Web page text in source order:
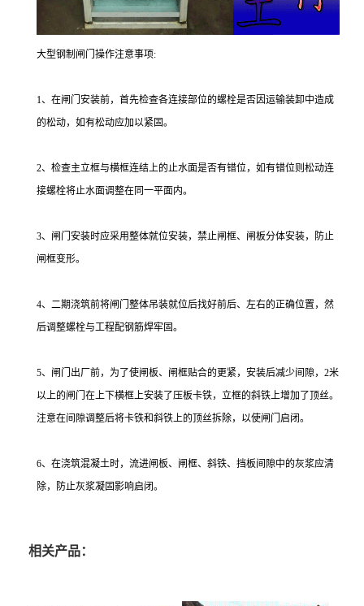
大型钢制闸门操作注意事项:
1、在闸门安装前，首先检查各连接部位的螺栓是否因运输装卸中造成
的松动，如有松动应加以紧固。
2、检查主立框与横框连结上的止水面是否有错位，如有错位则松动连
接螺栓将止水面调整在同一平面内。
3、闸门安装时应采用整体就位安装，禁止闸框、闸板分体安装，防止
闸框变形。
4、二期浇筑前将闸门整体吊装就位后找好前后、左右的正确位置，然
后调整螺栓与工程配钢筋焊牢固。
5、闸门出厂前，为了使闸板、闸框贴合的更紧，安装后减少间隙，2米
以上的闸门在上下横框上安装了压板卡铁，立框的斜铁上增加了顶丝。
注意在间隙调整后将卡铁和斜铁上的顶丝拆除，以使闸门启闭。
6、在浇筑混凝土时，流进闸板、闸框、斜铁、挡板间隙中的灰浆应清
除，防止灰浆凝固影响启闭。
相关产品：